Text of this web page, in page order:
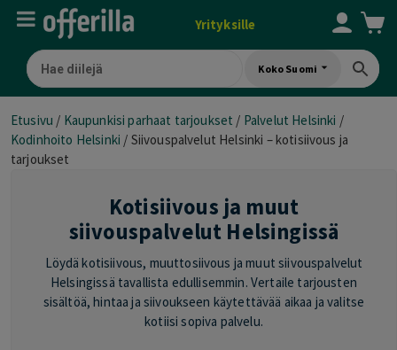
Yrityksille
Koko Suomi
Etusivu / Kaupunkisi parhaat tarjoukset / Palvelut Helsinki /
Kodinhoito Helsinki / Siivouspalvelut Helsinki – kotisiivous ja
tarjoukset
Kotisiivous ja muut
siivouspalvelut Helsingissä
Löydä kotisiivous, muuttosiivous ja muut siivouspalvelut
Helsingissä tavallista edullisemmin. Vertaile tarjousten
sisältöä, hintaa ja siivoukseen käytettävää aikaa ja valitse
kotiisi sopiva palvelu.